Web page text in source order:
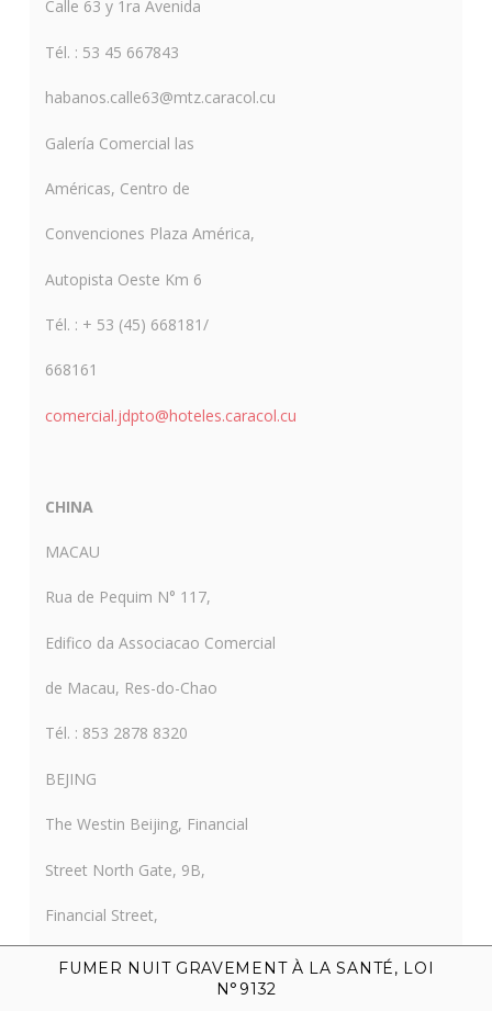
Calle 63 y 1ra Avenida
Tél. : 53 45 667843
habanos.calle63@mtz.caracol.cu
Galería Comercial las
Américas, Centro de
Convenciones Plaza América,
Autopista Oeste Km 6
Tél. : + 53 (45) 668181/
668161
comercial.jdpto@hoteles.caracol.cu
CHINA
MACAU
Rua de Pequim N° 117,
Edifico da Associacao Comercial
de Macau, Res-do-Chao
Tél. : 853 2878 8320
BEJING
The Westin Beijing, Financial
Street North Gate, 9B,
Financial Street,
Xi Cheng District
FUMER NUIT GRAVEMENT À LA SANTÉ, LOI
N°9132